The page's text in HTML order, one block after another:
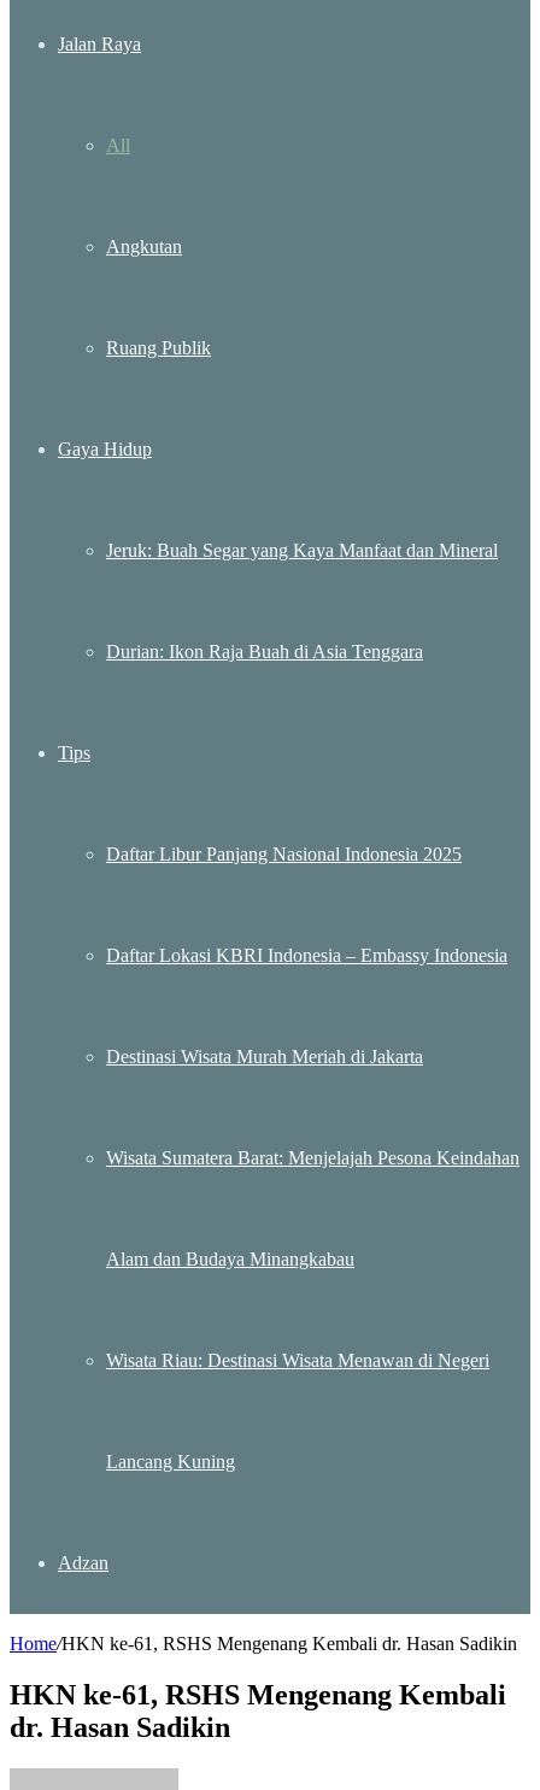
Jalan Raya
All
Angkutan
Ruang Publik
Gaya Hidup
Jeruk: Buah Segar yang Kaya Manfaat dan Mineral
Durian: Ikon Raja Buah di Asia Tenggara
Tips
Daftar Libur Panjang Nasional Indonesia 2025
Daftar Lokasi KBRI Indonesia – Embassy Indonesia
Destinasi Wisata Murah Meriah di Jakarta
Wisata Sumatera Barat: Menjelajah Pesona Keindahan
Alam dan Budaya Minangkabau
Wisata Riau: Destinasi Wisata Menawan di Negeri
Lancang Kuning
Adzan
Home/HKN ke-61, RSHS Mengenang Kembali dr. Hasan Sadikin
HKN ke-61, RSHS Mengenang Kembali
dr. Hasan Sadikin